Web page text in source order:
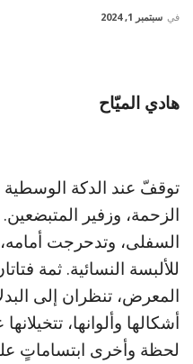
في سبتمبر 1, 2024
هادي الميّاح
توقفّ عند الدكة
الزحمة، وزفير
السفلى، وتدحرجت
للألبسة النسائية. ثمة
المعرض، تنظران إلى
أشكالها وألوانها،
لحظة وأخرى ابتساماتٍ